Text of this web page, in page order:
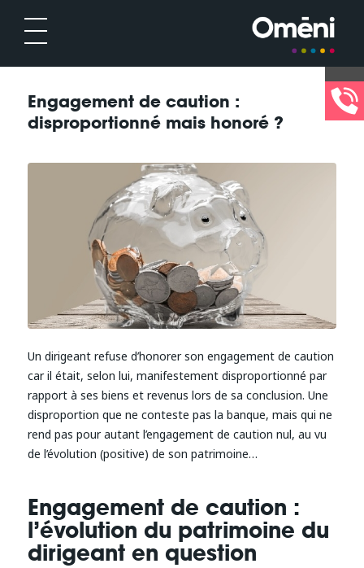
Engagement de caution :
disproportionné mais honoré ?
Un dirigeant refuse d’honorer son engagement de caution
car il était, selon lui, manifestement disproportionné par
rapport à ses biens et revenus lors de sa conclusion. Une
disproportion que ne conteste pas la banque, mais qui ne
rend pas pour autant l’engagement de caution nul, au vu
de l’évolution (positive) de son patrimoine…
Engagement de caution :
l’évolution du patrimoine du
dirigeant en question